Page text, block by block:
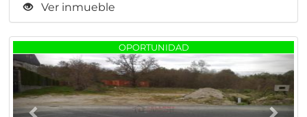
Ver inmueble
OPORTUNIDAD
Previous